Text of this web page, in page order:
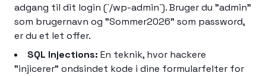
adgang til dit login (`/wp-admin`). Bruger du "admin"
som brugernavn og "Sommer2026" som password,
er du et let offer.
SQL Injections: En teknik, hvor hackere
"injicerer" ondsindet kode i dine formularfelter for